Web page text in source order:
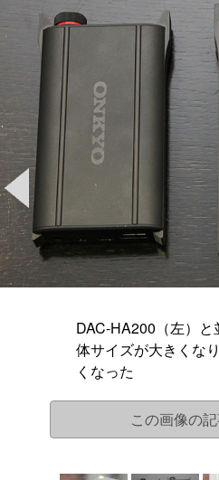
DAC-HA200（左）
体サイズが大きくな
くなった
この画像の